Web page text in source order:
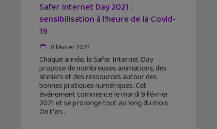
Safer Internet Day 2021 :
sensibilisation à l’heure de la Covid-
19
8 février 2021
Chaque année, le Safer Internet Day
propose de nombreuses animations, des
ateliers et des ressources autour des
bonnes pratiques numériques. Cet
événement commence le mardi 9 février
2021 et se prolonge tout au long du mois.
On t'en